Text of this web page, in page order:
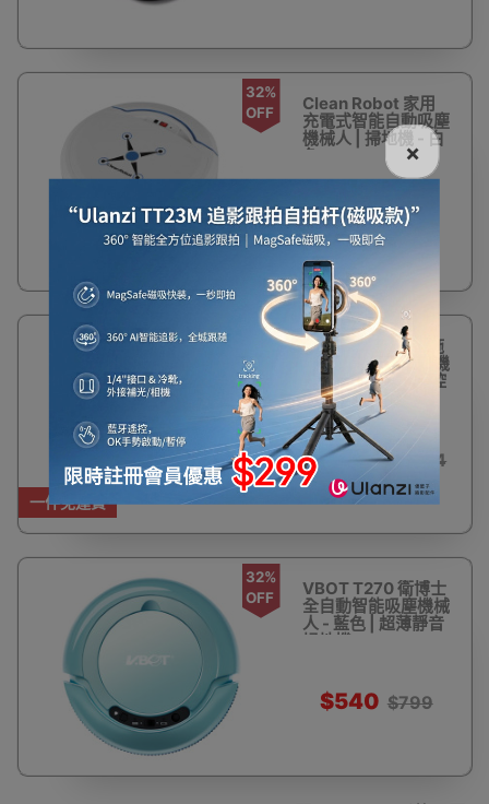
32%
OFF
Clean Robot 家用
充電式智能自動吸塵
機械人 | 掃地機 - 白
色
$168 $248
一件免運費
18%
ISWEEP X5 掃吸拖
一體自動掃地吸塵機
| 高頻振動濕拖 電控
水箱 | 帶自動回充
$1,223 $1,504
32%
OFF
VBOT T270 衛博士
全自動智能吸塵機械
人 - 藍色 | 超薄靜音
掃地機
$540 $799
×